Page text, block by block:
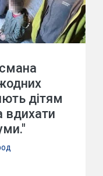
дітям
вдихати